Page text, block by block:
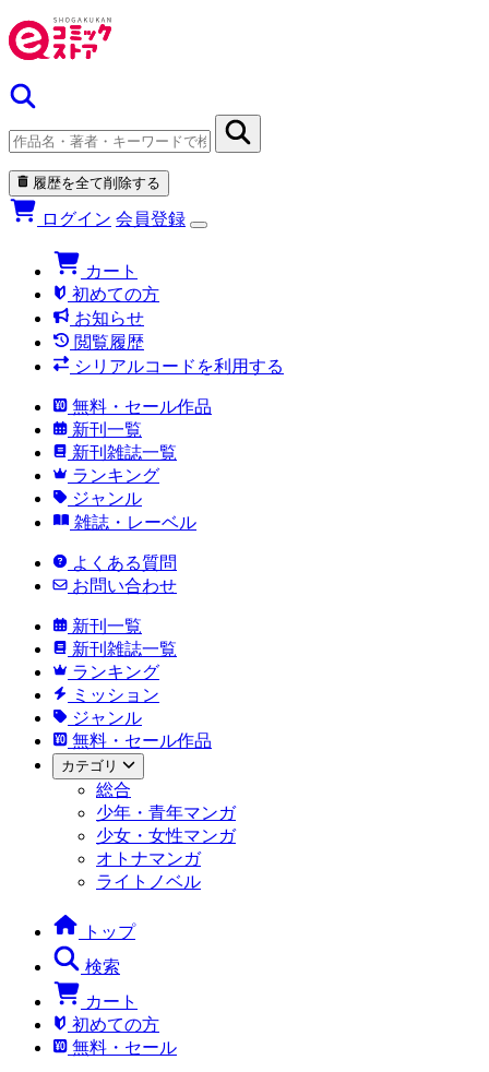
履歴を全て削除する
ログイン 会員登録
カート
初めての方
お知らせ
閲覧履歴
シリアルコードを利用する
無料・セール作品
新刊一覧
新刊雑誌一覧
ランキング
ジャンル
雑誌・レーベル
よくある質問
お問い合わせ
新刊一覧
新刊雑誌一覧
ランキング
ミッション
ジャンル
無料・セール作品
カテゴリ
総合
少年・青年マンガ
少女・女性マンガ
オトナマンガ
ライトノベル
トップ
検索
カート
初めての方
無料・セール